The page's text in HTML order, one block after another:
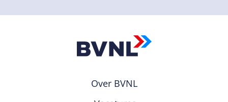
Over BVNL